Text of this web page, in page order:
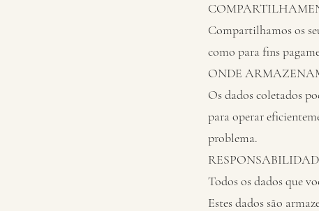
Compartilhamos os
como para fins
ONDE
Os dados coletados
para operar
problema.
Todos os dados que
Estes dados são